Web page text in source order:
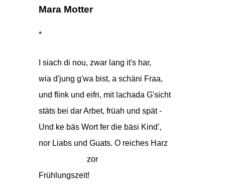
Mara Motter
*
I siach di nou, zwar lang it's har,
wia d'jung g'wa bist, a schäni Fraa,
und flink und eifri, mit lachada G'sicht
stäts bei dar Arbet, früah und spät -
Und ke bäs Wort fer die bäsi Kind',
nor Liabs und Guats. O reiches Harz
zor
Frühlungszeit!